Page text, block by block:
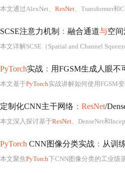
本文通过AlexNet、 ResNet、Transformer和
SCSE注意力机制 ： 融合通道与空
PyTorch实战 ： 用FGSM生成人眼不
本文基于PyTorch实战讲解如何使用FGSM
定制化CNN主干网络 ：ResNet/
本文深入探讨基于ResNet、DenseNet和Inception核心模块的
PyTorch CNN图像分类实战 ： 从训
本文聚焦PyTorch下CNN图像分类的工业级